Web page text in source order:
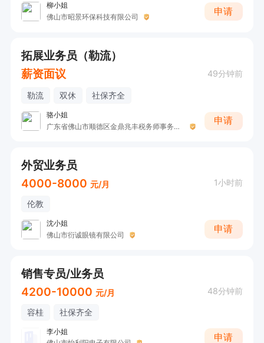
柳小姐
佛山市昭景环保科技有限公司
申请
拓展业务员（勒流）
薪资面议
49分钟前
勒流 双休 社保齐全
骆小姐
广东省佛山市顺德区金鼎兆丰税务师事务所有限公司
申请
外贸业务员
4000-8000 元/月 1小时前
伦教
沈小姐
佛山市衍诚眼镜有限公司
申请
销售专员/业务员
4200-10000 元/月 48分钟前
容桂 社保齐全
李小姐
申请